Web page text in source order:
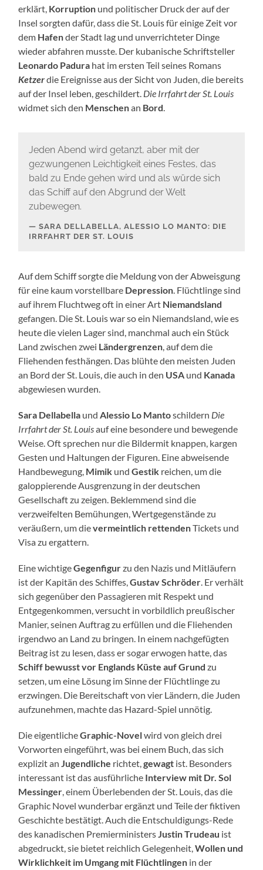
erklärt, Korruption und politischer Druck der auf der
Insel sorgten dafür, dass die St. Louis für einige Zeit vor
dem Hafender Stadt lag und unverrichteter Dinge
wieder abfahren musste. Der kubanische Schriftsteller
Leonardo Padura hat im ersten Teil seines Romans
Ketzerdie Ereignisse aus der Sicht von Juden, die bereits
auf der Insel leben, geschildert. Die Irrfahrt der St. Louis
widmet sich den Menschenan Bord.
Jeden Abend wird getanzt, aber mit der
gezwungenen Leichtigkeit eines Festes, das
bald zu Ende gehen wird und als würde sich
das Schiff auf den Abgrund der Welt
zubewegen.
SARA DELLABELLA, ALESSIO LO MANTO: DIE
IRRFAHRT DER ST. LOUIS
Auf dem Schiff sorgte die Meldung von der Abweisgung
für eine kaum vorstellbare Depression. Flüchtlinge sind
auf ihrem Fluchtweg oft in einer Art Niemandsland
gefangen. Die St. Louis war so ein Niemandsland, wie es
heute die vielen Lager sind, manchmal auch ein Stück
Land zwischen zwei Ländergrenzen, auf dem die
Fliehenden festhängen. Das blühte den meisten Juden
an Bord der St. Louis, die auch in den USA und Kanada
abgewiesen wurden.
Sara Dellabella undAlessio Lo Mantoschildern Die
Irrfahrt der St. Louisauf eine besondere und bewegende
Weise. Oft sprechen nur die Bildermit knappen, kargen
Gesten und Haltungen der Figuren. Eine abweisende
Handbewegung, Mimik undGestik reichen, um die
galoppierende Ausgrenzung in der deutschen
Gesellschaft zu zeigen. Beklemmend sind die
verzweifelten Bemühungen, Wertgegenstände zu
veräußern, um dievermeintlich rettendenTickets und
Visa zu ergattern.
Eine wichtigeGegenfigurzu den Nazis und Mitläufern
ist der Kapitän des Schiffes,Gustav Schröder. Er verhält
sich gegenüber den Passagieren mit Respekt und
Entgegenkommen, versucht in vorbildlich preußischer
Manier, seinen Auftrag zu erfüllen und die Fliehenden
irgendwo an Land zu bringen. In einem nachgefügten
Beitrag ist zu lesen, dass er sogar erwogen hatte, das
Schiff bewusst vor Englands Küste auf Grund zu
setzen, um eine Lösung im Sinne der Flüchtlinge zu
erzwingen. Die Bereitschaft von vier Ländern, die Juden
aufzunehmen, machte das Hazard-Spiel unnötig.
Die eigentlicheGraphic-Novelwird von gleich drei
Vorworten eingeführt, was bei einem Buch, das sich
explizit anJugendliche richtet,gewagt ist. Besonders
interessant ist das ausführliche Interview mit Dr. Sol
Messinger, einem Überlebenden der St. Louis, das die
Graphic Novel wunderbar ergänzt und Teile der fiktiven
Geschichte bestätigt. Auch die Entschuldigungs-Rede
des kanadischen PremierministersJustin Trudeau ist
abgedruckt, sie bietet reichlich Gelegenheit,Wollen und
Wirklichkeit im Umgang mit Flüchtlingen in der